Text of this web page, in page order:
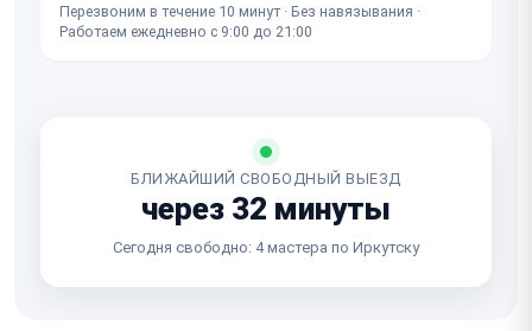
Перезвоним в течение 10 минут · Без навязывания ·
Работаем ежедневно с 9:00 до 21:00
БЛИЖАЙШИЙ СВОБОДНЫЙ ВЫЕЗД
через 32 минуты
Сегодня свободно: 4 мастера по Иркутску